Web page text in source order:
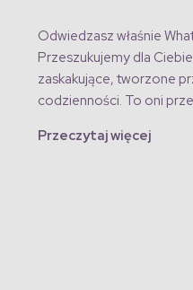
Odwiedzasz właśnie
Przeszukujemy dla
zaskakujące, tworzone
codzienności. To oni
Przeczytaj więcej